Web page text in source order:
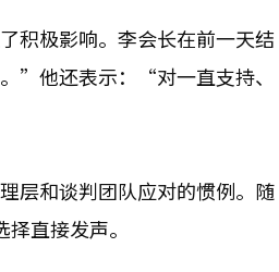
积极影响。李会长在前一天结
”他还表示：“对一直支持、
层和谈判团队应对的惯例。随
直接发声。